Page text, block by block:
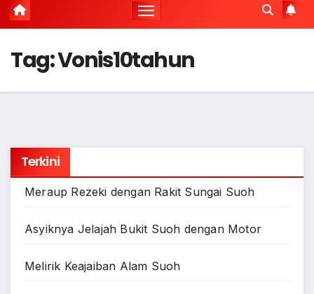
Tag:Vonis10tahun
Terkini
Meraup Rezeki dengan Rakit Sungai Suoh
Asyiknya Jelajah Bukit Suoh dengan Motor
Melirik Keajaiban Alam Suoh